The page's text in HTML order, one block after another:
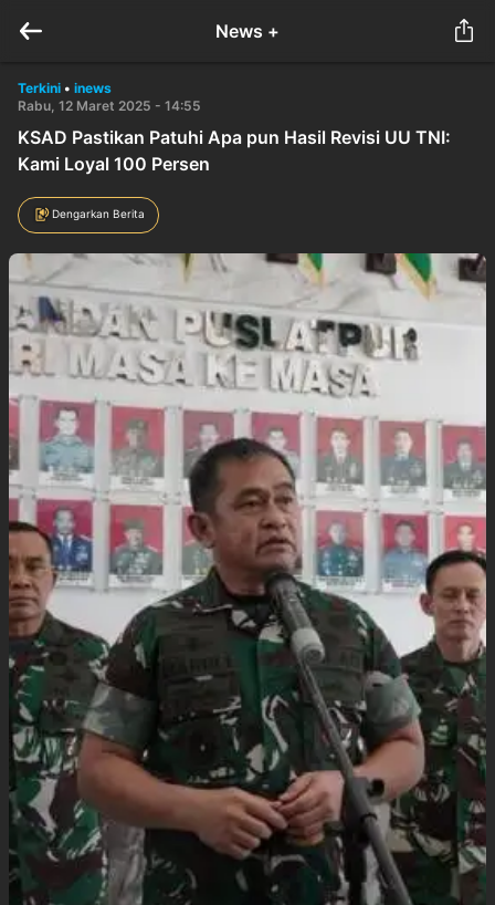
News +
Terkini • inews
Rabu, 12 Maret 2025 - 14:55
KSAD Pastikan Patuhi Apa pun Hasil Revisi UU TNI:
Kami Loyal 100 Persen
Dengarkan Berita